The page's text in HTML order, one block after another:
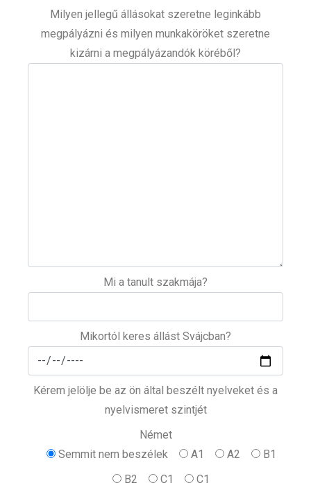
Milyen jellegű állásokat szeretne leginkább
megpályázni és milyen munkaköröket szeretne
kizárni a megpályázandók köréből?
Mi a tanult szakmája?
Mikortól keres állást Svájcban?
Kérem jelölje be az ön által beszélt nyelveket és a
nyelvismeret szintjét
Német
Semmit nem beszélek
A1 A2
B1
B2
C1 C1